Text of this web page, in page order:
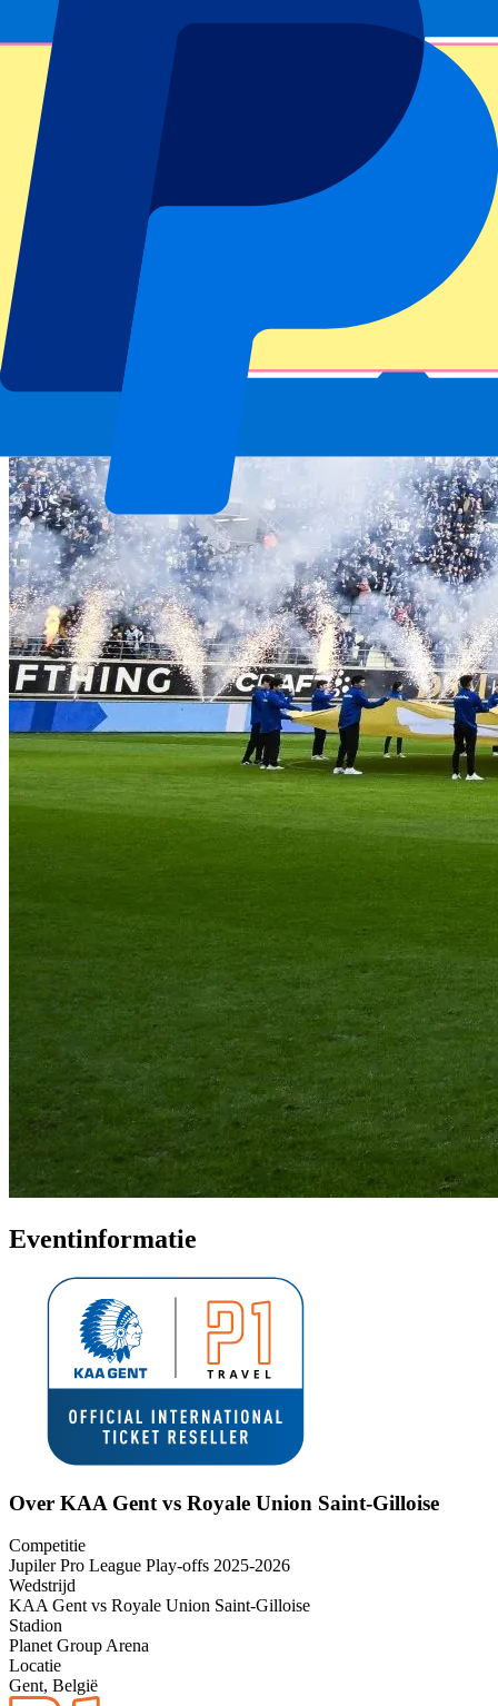
Eventinformatie
Over KAA Gent vs Royale Union Saint-Gilloise
Competitie
Jupiler Pro League Play-offs 2025-2026
Wedstrijd
KAA Gent vs Royale Union Saint-Gilloise
Stadion
Planet Group Arena
Locatie
Gent, België